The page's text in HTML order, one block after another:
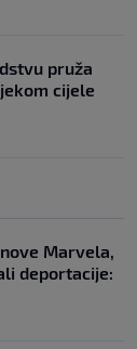
pruža
cijele
Marvela,
deportacije: